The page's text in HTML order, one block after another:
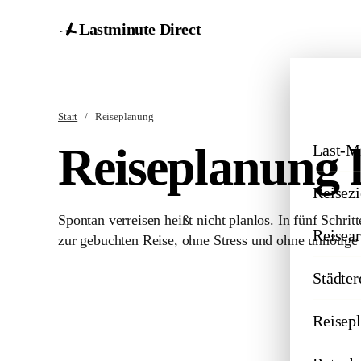
Lastminute Direct
Last-
Start / Reiseplanung
Reiseplanung
Spontan verreisen heißt nicht planlos. In fünf
zur gebuchten Reise, ohne Stress und ohne